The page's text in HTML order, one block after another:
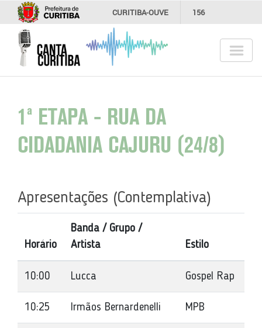
CURITIBA-OUVE 156
INFORMAÇÃO
1ª ETAPA - RUA DA
CIDADANIA CAJURU (24/8)
Apresentações (Contemplativa)
Horário
Banda / Grupo /
Artista
Estilo
10:00 Lucca Gospel Rap
10:25 Irmãos Bernardenelli MPB